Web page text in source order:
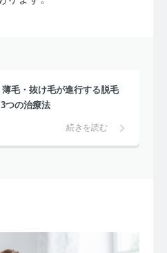
毛・抜け毛が進行する脱毛
つの治療法
続きを読む